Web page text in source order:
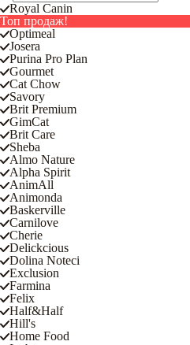
Royal Canin
Топ продаж!
Optimeal
Josera
Purina Pro Plan
Gourmet
Cat Chow
Savory
Brit Premium
GimCat
Brit Care
Sheba
Almo Nature
Alpha Spirit
AnimAll
Animonda
Baskerville
Carnilove
Cherie
Delickcious
Dolina Noteci
Exclusion
Farmina
Felix
Half&Half
Hill's
Home Food